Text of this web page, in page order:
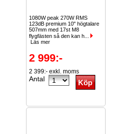
1080W peak 270W RMS
123dB premium 10" högtalare
507mm med 17st M8
flygfästen så den kan h...
Läs mer
2 999:-
2 399:- exkl. moms
Antal